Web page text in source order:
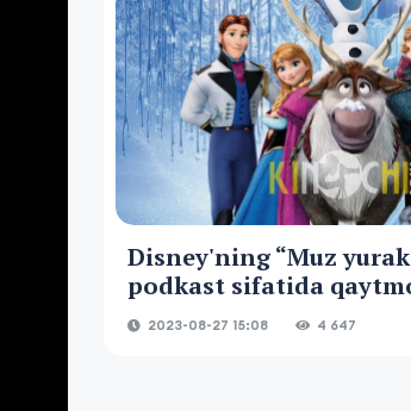
Disney'ning “Muz
podkast sifatida
2023-08-27 15:08 4 647